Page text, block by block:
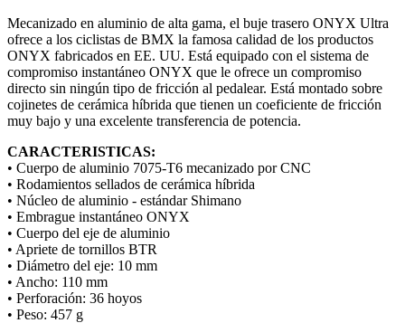
Mecanizado en aluminio de alta gama, el buje trasero ONYX Ultra
ofrece a los ciclistas de BMX la famosa calidad de los productos
ONYX fabricados en EE. UU. Está equipado con el sistema de
compromiso instantáneo ONYX que le ofrece un compromiso
directo sin ningún tipo de fricción al pedalear. Está montado sobre
cojinetes de cerámica híbrida que tienen un coeficiente de fricción
muy bajo y una excelente transferencia de potencia.
CARACTERISTICAS:
• Cuerpo de aluminio 7075-T6 mecanizado por CNC
• Rodamientos sellados de cerámica híbrida
• Núcleo de aluminio - estándar Shimano
• Embrague instantáneo ONYX
• Cuerpo del eje de aluminio
• Apriete de tornillos BTR
• Diámetro del eje: 10 mm
• Ancho: 110 mm
• Perforación: 36 hoyos
• Peso: 457 g